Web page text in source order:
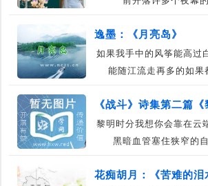
逸墨：《月亮岛》
如果我手中的风筝能高过
能随江流走再多的如
《战斗》诗集第二篇《
黎明时分我想你会靠在云
黑暗血管塞住狭窄的
花痴胡月：《苦难的泪